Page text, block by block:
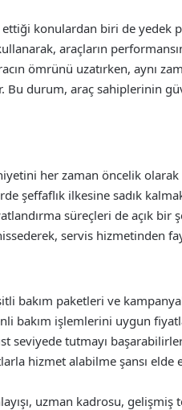
konulardan biri de yedek
araçların
ömrünü uzatırken, aynı
durum, araç sahiplerinin
her zaman öncelik
şeffaflık ilkesine sadık
süreçleri de açık bir
servis hizmetinden
bakım paketleri ve
bakım işlemlerini uygun
seviyede tutmayı
hizmet alabilme şansı elde
uzman kadrosu, gelişmiş